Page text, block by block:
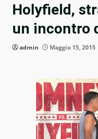
Holyfield,
un incontro
admin Maggio 15, 2015